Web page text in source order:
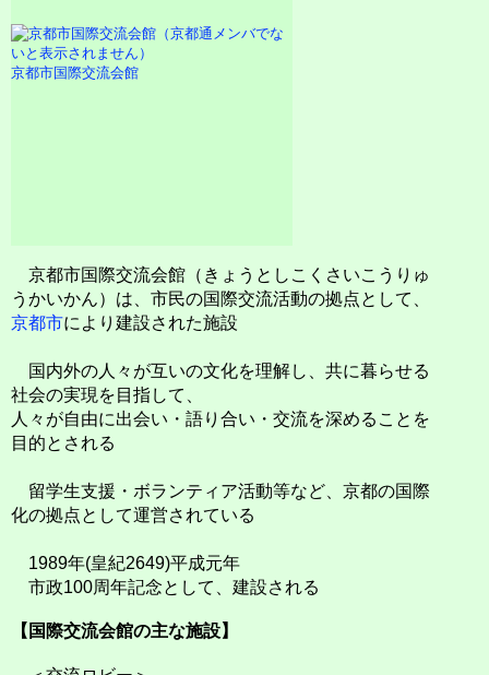
京都市国際交流会館
京都市国際交流会館（きょうとしこくさいこうりゅ
うかいかん）は、市民の国際交流活動の拠点として、
京都市により建設された施設
国内外の人々が互いの文化を理解し、共に暮らせる
社会の実現を目指して、
人々が自由に出会い・語り合い・交流を深めることを
目的とされる
留学生支援・ボランティア活動等など、京都の国際
化の拠点として運営されている
1989年(皇紀2649)平成元年
市政100周年記念として、建設される
【国際交流会館の主な施設】